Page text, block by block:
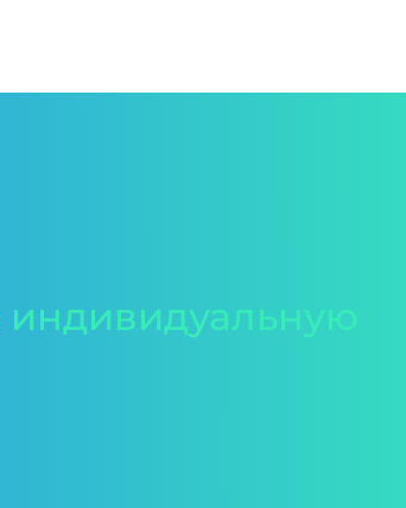
индивидуальную